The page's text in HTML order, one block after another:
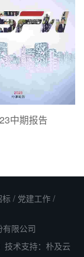
中期报告
标 / 党建工作 /
限公司
术支持： 朴及云